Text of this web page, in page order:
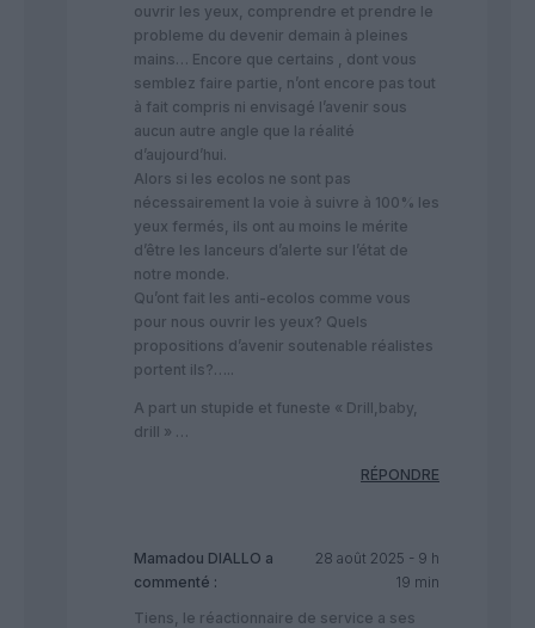
ouvrir les yeux, comprendre et prendre le
probleme du devenir demain à pleines
mains… Encore que certains , dont vous
semblez faire partie, n’ont encore pas tout
à fait compris ni envisagé l’avenir sous
aucun autre angle que la réalité
d’aujourd’hui.
Alors si les ecolos ne sont pas
nécessairement la voie à suivre à 100% les
yeux fermés, ils ont au moins le mérite
d’être les lanceurs d’alerte sur l’état de
notre monde.
Qu’ont fait les anti-ecolos comme vous
pour nous ouvrir les yeux? Quels
propositions d’avenir soutenable réalistes
portent ils?…..
A part un stupide et funeste « Drill,baby,
drill » …
RÉPONDRE
Mamadou DIALLO a
commenté :
28 août 2025 - 9 h
19 min
Tiens, le réactionnaire de service a ses